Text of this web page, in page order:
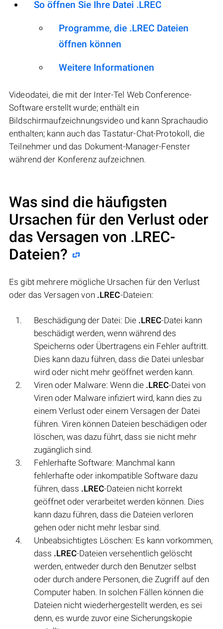
So öffnen Sie Ihre Datei .LREC
Programme, die .LREC Dateien
öffnen können
Weitere Informationen
Videodatei, die mit der Inter-Tel Web Conference-
Software erstellt wurde; enthält ein
Bildschirmaufzeichnungsvideo und kann Sprachaudio
enthalten; kann auch das Tastatur-Chat-Protokoll, die
Teilnehmer und das Dokument-Manager-Fenster
während der Konferenz aufzeichnen.
Was sind die häufigsten
Ursachen für den Verlust oder
das Versagen von .LREC-
Dateien?
Es gibt mehrere mögliche Ursachen für den Verlust
oder das Versagen von .LREC-Dateien:
Beschädigung der Datei: Die .LREC-Datei kann
beschädigt werden, wenn während des
Speicherns oder Übertragens ein Fehler auftritt.
Dies kann dazu führen, dass die Datei unlesbar
wird oder nicht mehr geöffnet werden kann.
Viren oder Malware: Wenn die .LREC-Datei von
Viren oder Malware infiziert wird, kann dies zu
einem Verlust oder einem Versagen der Datei
führen. Viren können Dateien beschädigen oder
löschen, was dazu führt, dass sie nicht mehr
zugänglich sind.
Fehlerhafte Software: Manchmal kann
fehlerhafte oder inkompatible Software dazu
führen, dass .LREC-Dateien nicht korrekt
geöffnet oder verarbeitet werden können. Dies
kann dazu führen, dass die Dateien verloren
gehen oder nicht mehr lesbar sind.
Unbeabsichtigtes Löschen: Es kann vorkommen,
dass .LREC-Dateien versehentlich gelöscht
werden, entweder durch den Benutzer selbst
oder durch andere Personen, die Zugriff auf den
Computer haben. In solchen Fällen können die
Dateien nicht wiederhergestellt werden, es sei
denn, es wurde zuvor eine Sicherungskopie